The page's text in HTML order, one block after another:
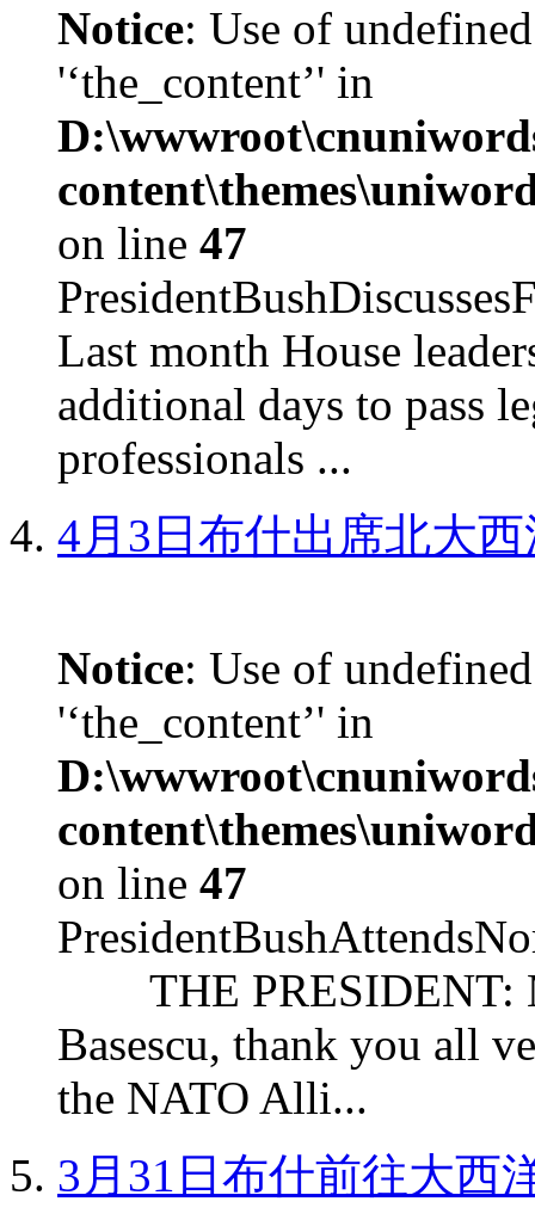
Notice: Use of
'‘the_content’' in
on line 47
Last month House
additional days to pass
professionals ...
4月3日布什出席北大
Notice: Use of
'‘the_content’' in
on line 47
THE PRESIDENT:
Basescu, thank you all
the NATO Alli...
3月31日布什前往大西